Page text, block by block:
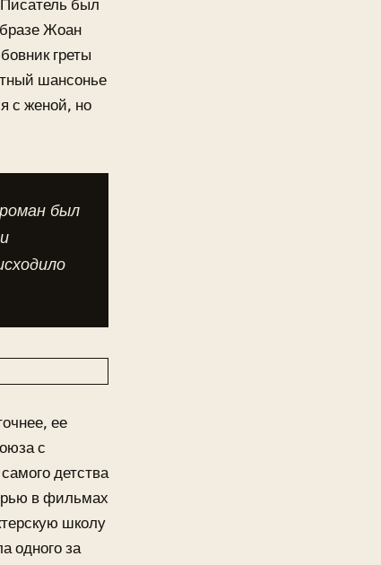
был
Жоан
греты
шансонье
с женой, но
был
ее
с
детства
в фильмах
школу
одного за